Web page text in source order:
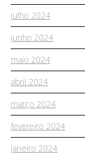
julho 2024
junho 2024
maio 2024
abril 2024
março 2024
fevereiro 2024
janeiro 2024